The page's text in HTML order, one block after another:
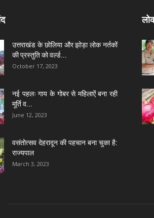
उत्तराखंड के छोलिया और झोड़ा लोक नर्तकों
की प्रस्तुति को वर्ल्ड...
October 17, 2023
नई पहलः गाय के गोबर से महिलाऐं बना रही
मूर्ति व...
June 12, 2023
वसंतोत्सव देहरादून की पहचान बना चुका है:
राज्यपाल
March 3, 2023